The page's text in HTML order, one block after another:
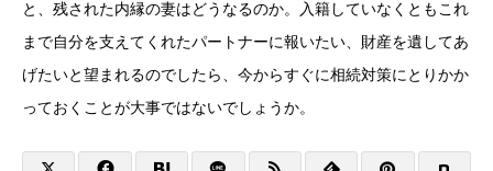
と、残された内縁の妻はどうなるのか。入籍していなくともこれ
まで自分を支えてくれたパートナーに報いたい、財産を遺してあ
げたいと望まれるのでしたら、今からすぐに相続対策にとりかか
っておくことが大事ではないでしょうか。